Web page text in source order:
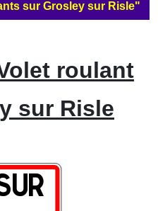
sur Grosley sur Risle"
roulant
sur Risle